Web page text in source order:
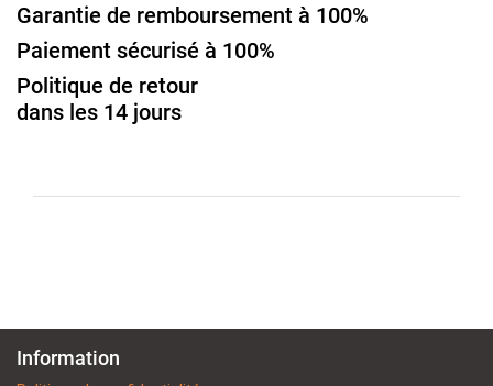
Garantie de remboursement à 100%
Paiement sécurisé à 100%
Politique de retour
dans les 14 jours
Information